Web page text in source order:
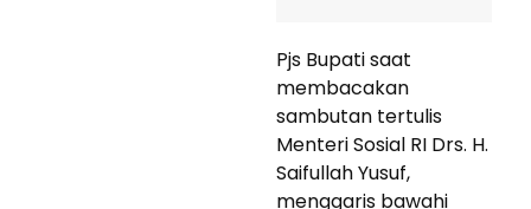
Pjs Bupati saat
membacakan
sambutan tertulis
Menteri Sosial RI Drs. H.
Saifullah Yusuf,
menggaris bawahi